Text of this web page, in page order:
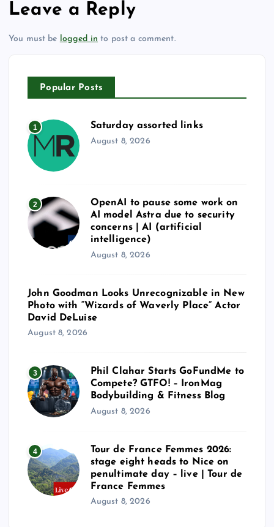
Leave a Reply
You must be logged in to post a comment.
Popular Posts
1 Saturday assorted links
August 8, 2026
2
OpenAI to pause some work on
AI model Astra due to security
concerns | AI (artificial
intelligence)
August 8, 2026
John Goodman Looks Unrecognizable in New
Photo with “Wizards of Waverly Place” Actor
David DeLuise
August 8, 2026
3
Phil Clahar Starts GoFundMe to
Compete? GTFO! – IronMag
Bodybuilding & Fitness Blog
August 8, 2026
4
Tour de France Femmes 2026:
stage eight heads to Nice on
penultimate day – live | Tour de
France Femmes
August 8, 2026